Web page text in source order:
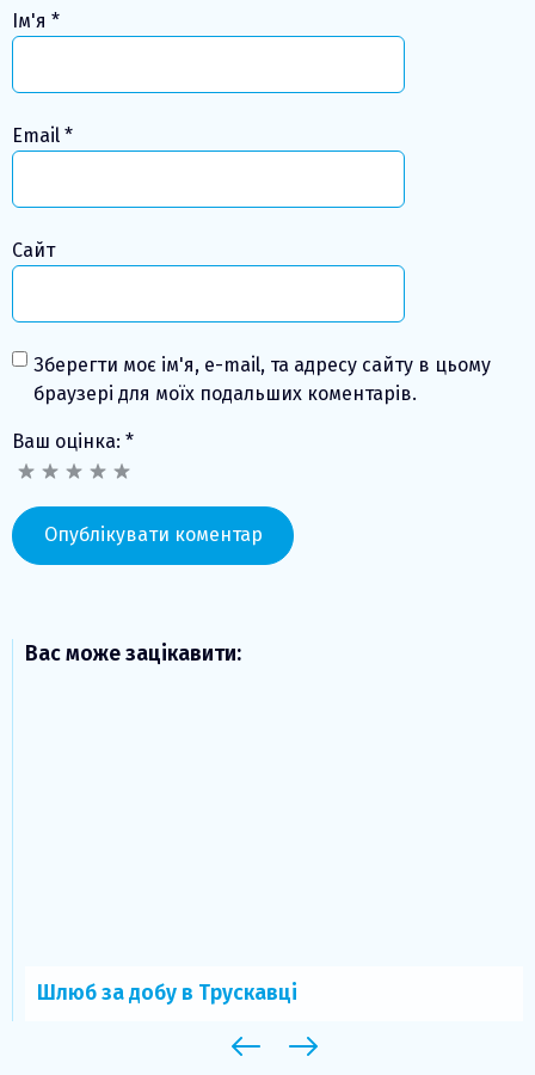
Ім'я *
Email *
Сайт
Зберегти моє ім'я, e-mail, та адресу сайту в цьому
браузері для моїх подальших коментарів.
Ваш оцінка: *
Вас може зацікавити:
Шлюб за добу в Трускавці